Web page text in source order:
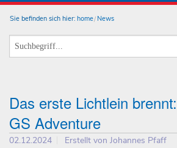
Sie befinden sich hier: home News
Das erste Lichtlein
GS Adventure
02.12.2024 Erstellt von Johannes Pfaff